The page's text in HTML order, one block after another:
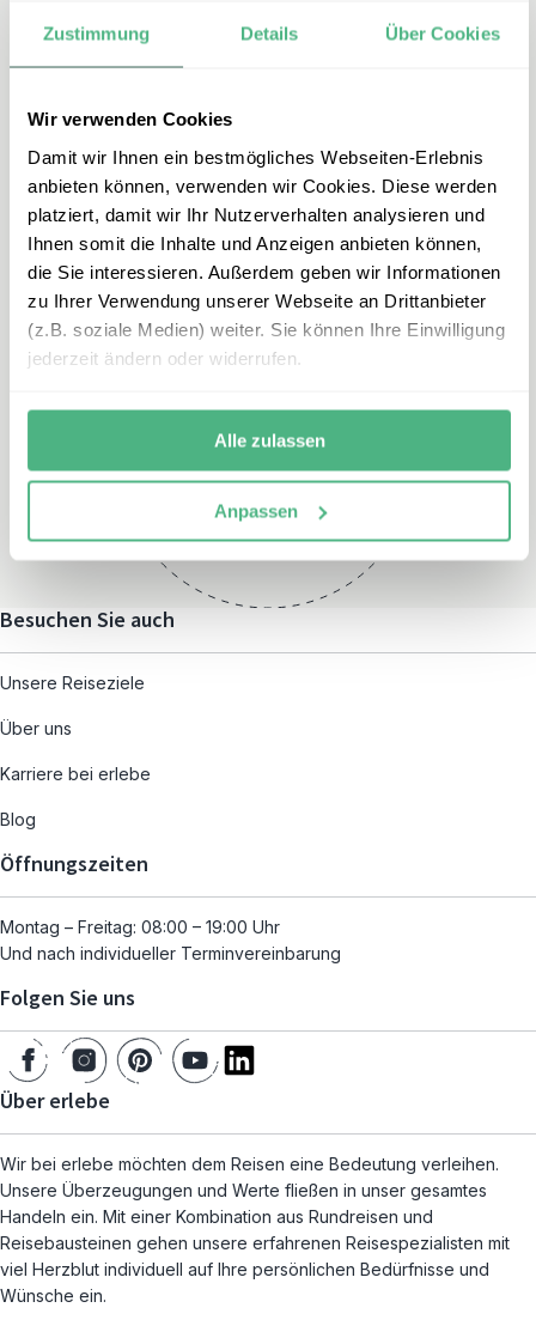
Zustimmung Details Über Cookies
Wir verwenden Cookies
Damit wir Ihnen ein bestmögliches Webseiten-Erlebnis
anbieten können, verwenden wir Cookies. Diese werden
platziert, damit wir Ihr Nutzerverhalten analysieren und
Ihnen somit die Inhalte und Anzeigen anbieten können,
die Sie interessieren. Außerdem geben wir Informationen
zu Ihrer Verwendung unserer Webseite an Drittanbieter
(z.B. soziale Medien) weiter. Sie können Ihre Einwilligung
jederzeit ändern oder widerrufen.
Alle zulassen
Anpassen
E-Mail
kuba@erlebe.de
Montag – Freitag:
und nach individueller
Terminvereinbarung
Besuchen Sie auch
Unsere Reiseziele
Über uns
Karriere bei erlebe
Blog
Öffnungszeiten
Montag – Freitag: 08:00 – 19:00 Uhr
Und nach individueller Terminvereinbarung
Folgen Sie uns
Über erlebe
Wir bei erlebe möchten dem Reisen eine Bedeutung verleihen.
Unsere Überzeugungen und Werte fließen in unser gesamtes
Handeln ein. Mit einer Kombination aus Rundreisen und
Reisebausteinen gehen unsere erfahrenen Reisespezialisten mit
viel Herzblut individuell auf Ihre persönlichen Bedürfnisse und
Wünsche ein.